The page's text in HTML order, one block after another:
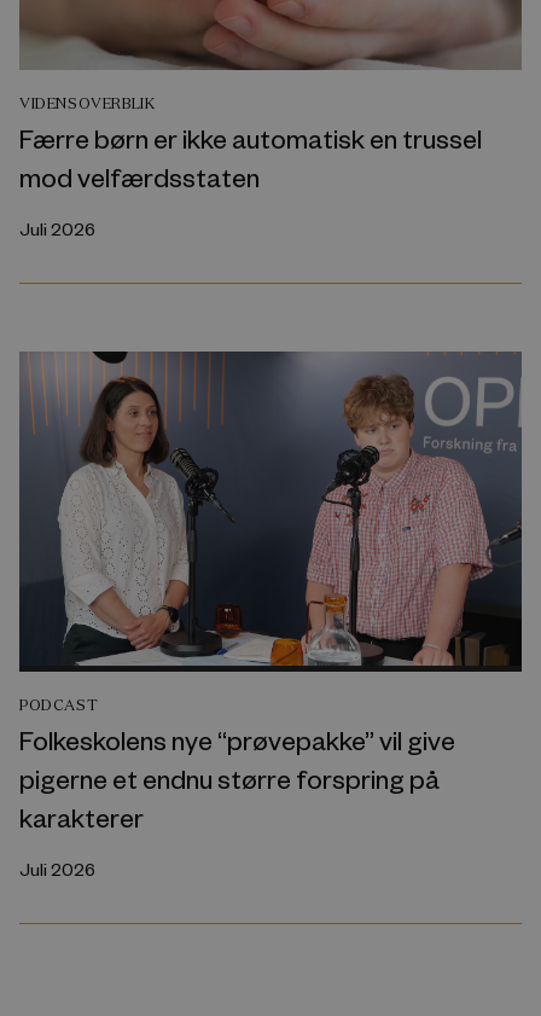
VIDENSOVERBLIK
Færre børn er ikke automatisk en trussel
mod velfærdsstaten
Juli 2026
PODCAST
Folkeskolens nye “prøvepakke” vil give
pigerne et endnu større forspring på
karakterer
Juli 2026